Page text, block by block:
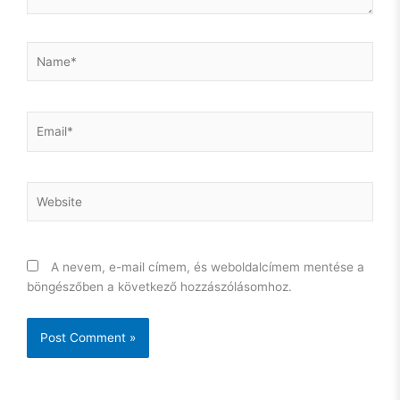
A nevem, e-mail címem, és weboldalcímem mentése a
böngészőben a következő hozzászólásomhoz.